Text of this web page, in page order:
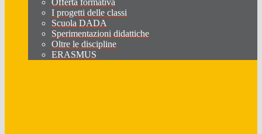
Offerta formativa
I progetti delle classi
Scuola DADA
Sperimentazioni didattiche
Oltre le discipline
ERASMUS